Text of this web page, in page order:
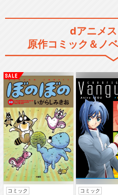
dアニメ
原作コミック＆ノ
コミック コミック